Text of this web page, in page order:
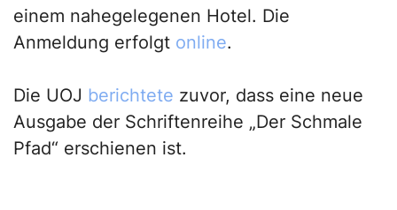
einem nahegelegenen Hotel. Die
Anmeldung erfolgt online.
Die UOJ berichtete zuvor, dass eine neue
Ausgabe der Schriftenreihe „Der Schmale
Pfad“ erschienen ist.